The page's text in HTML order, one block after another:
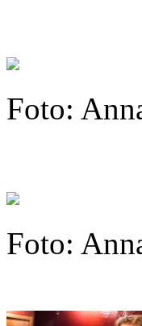
Foto:
Foto: